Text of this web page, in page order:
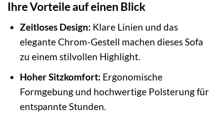
Ihre Vorteile auf einen Blick
Zeitloses Design: Klare Linien und das
elegante Chrom-Gestell machen dieses Sofa
zu einem stilvollen Highlight.
Hoher Sitzkomfort: Ergonomische
Formgebung und hochwertige Polsterung für
entspannte Stunden.